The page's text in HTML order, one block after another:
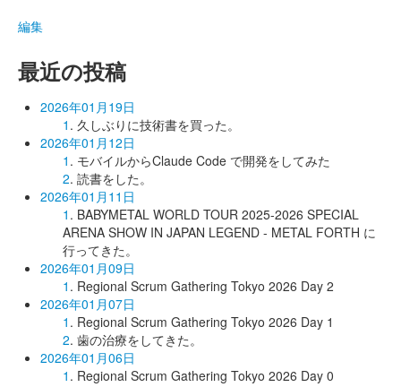
編集
最近の投稿
2026年01月19日
1 . 久しぶりに技術書を買った。
2026年01月12日
1 . モバイルからClaude Code で開発をしてみた
2. 読書をした。
2026年01月11日
1 . BABYMETAL WORLD TOUR 2025-2026 SPECIAL
ARENA SHOW IN JAPAN LEGEND - METAL FORTH に
行ってきた。
2026年01月09日
1 . Regional Scrum Gathering Tokyo 2026 Day 2
2026年01月07日
1 . Regional Scrum Gathering Tokyo 2026 Day 1
2. 歯の治療をしてきた。
2026年01月06日
1 . Regional Scrum Gathering Tokyo 2026 Day 0